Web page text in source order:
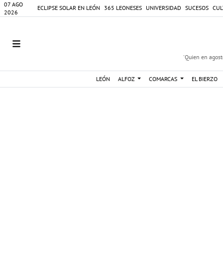
07 AGO
2026
ECLIPSE SOLAR EN LEÓN 365 LEONESES UNIVERSIDAD SUCESOS
'Quien en
LEÓN ALFOZ COMARCAS EL BIERZO